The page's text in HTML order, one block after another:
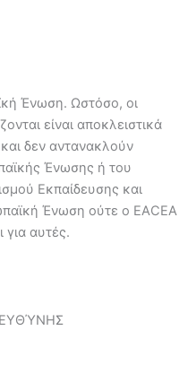
Ένωση. Ωστόσο, οι
είναι αποκλειστικά
δεν αντανακλούν
Ένωσης ή του
Εκπαίδευσης και
Ένωση ούτε ο EACEA
αυτές.